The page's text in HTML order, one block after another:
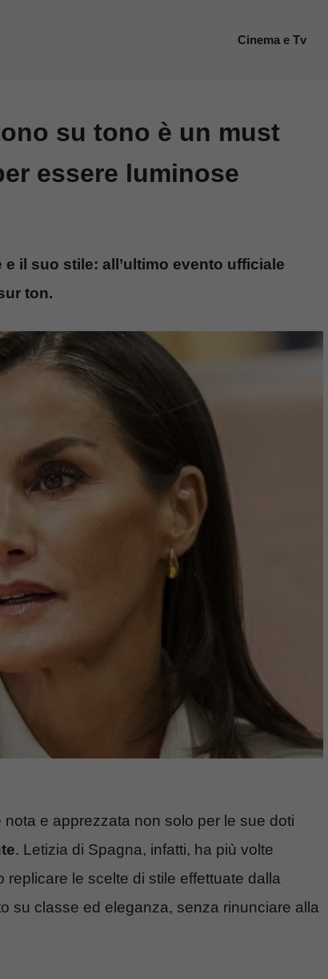
Cinema e Tv
su tono è un must
essere luminose
il suo stile: all’ultimo evento ufficiale
ton.
nota e apprezzata non solo per le sue doti
. Letizia di Spagna, infatti, ha più volte
le scelte di stile effettuate dalla
su classe ed eleganza, senza rinunciare alla